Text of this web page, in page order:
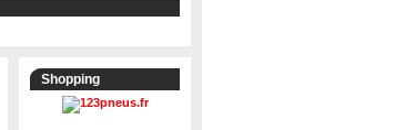
Shopping